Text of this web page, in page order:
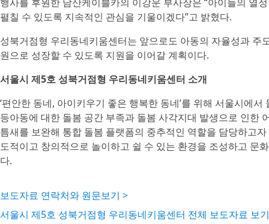
펼칠 수 있도록 지속적인 관심을 기울이겠다”고 밝혔다.
성북거점형 우리동네키움센터는 앞으로도 아동의 자율성과
원으로 성장할 수 있도록 지원을 이어갈 계획이다.
서울시 제5호 성북거점형 우리동네키움센터 소개
‘편안한 동네, 아이키우기 좋은 행복한 동네’를 위해 서울시에
등아동에 대한 돌봄 공간 부족과 돌봄 사각지대 발생으로 인한
틈새를 보완해 통합 돌봄 플랫폼의 중추적인 역할을 담당하고
도적이고 창의적으로 놀이하고 쉴 수 있는 환경을 조성하고 문
다.
보도자료 연락처와 원문보기 >
서울시 제5호 성북거점형 우리동네키움센터 전체 보도자료 보